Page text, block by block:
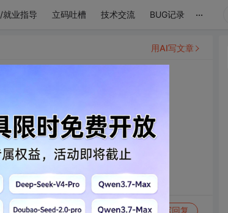
就业指导 立码吐槽 技术交流 BUG记录 ...
举报 写回复
用AI写文章